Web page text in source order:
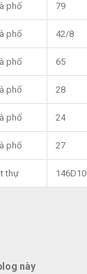
phố 79
phố 42/8
phố 65
phố 28
phố 24
phố 27
thự 146D10
này